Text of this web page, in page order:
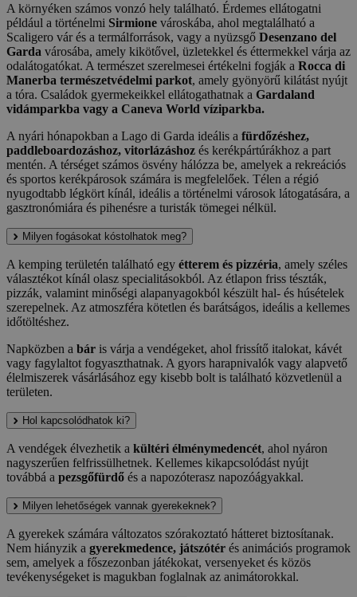
A környéken számos vonzó hely található. Érdemes ellátogatni
például a történelmi Sirmione városkába, ahol megtalálható a
Scaligero vár és a termálforrások, vagy a nyüzsgő Desenzano del
Garda városába, amely kikötővel, üzletekkel és éttermekkel várja az
odalátogatókat. A természet szerelmesei értékelni fogják a Rocca di
Manerba természetvédelmi parkot, amely gyönyörű kilátást nyújt
a tóra. Családok gyermekeikkel ellátogathatnak a Gardaland
vidámparkba vagy a Caneva World víziparkba.
A nyári hónapokban a Lago di Garda ideális a fürdőzéshez,
paddleboardozáshoz, vitorlázáshoz és kerékpártúrákhoz a part
mentén. A térséget számos ösvény hálózza be, amelyek a rekreációs
és sportos kerékpárosok számára is megfelelőek. Télen a régió
nyugodtabb légkört kínál, ideális a történelmi városok látogatására, a
gasztronómiára és pihenésre a turisták tömegei nélkül.
Milyen fogásokat kóstolhatok meg?
A kemping területén található egy étterem és pizzéria, amely széles
választékot kínál olasz specialitásokból. Az étlapon friss tészták,
pizzák, valamint minőségi alapanyagokból készült hal- és húsételek
szerepelnek. Az atmoszféra kötetlen és barátságos, ideális a kellemes
időtöltéshez.
Napközben a bár is várja a vendégeket, ahol frissítő italokat, kávét
vagy fagylaltot fogyaszthatnak. A gyors harapnivalók vagy alapvető
élelmiszerek vásárlásához egy kisebb bolt is található közvetlenül a
területen.
Hol kapcsolódhatok ki?
A vendégek élvezhetik a kültéri élménymedencét, ahol nyáron
nagyszerűen felfrissülhetnek. Kellemes kikapcsolódást nyújt
továbbá a pezsgőfürdő és a napozóterasz napozóágyakkal.
Milyen lehetőségek vannak gyerekeknek?
A gyerekek számára változatos szórakoztató hátteret biztosítanak.
Nem hiányzik a gyerekmedence, játszótér és animációs programok
sem, amelyek a főszezonban játékokat, versenyeket és közös
tevékenységeket is magukban foglalnak az animátorokkal.